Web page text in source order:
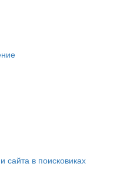
сайта в поисковиках